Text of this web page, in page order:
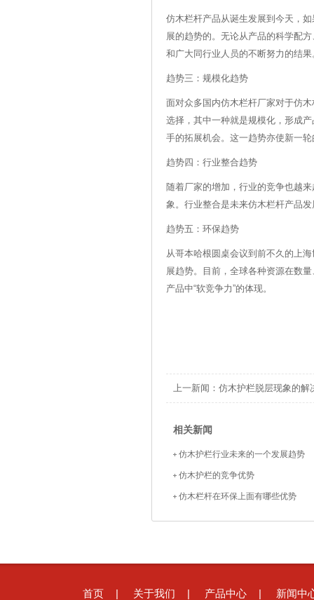
仿木栏杆产品从诞生发展到今天，
展的趋势的。无论从产品的科学配
和广大同行业人员的不断努力的结果
趋势三：规模化趋势
面对众多国内仿木栏杆厂家对于仿
选择，其中一种就是规模化，形成
手的拓展机会。这一趋势亦使新一
趋势四：行业整合趋势
随着厂家的增加，行业的竞争也越
象。行业整合是未来仿木栏杆产品
趋势五：环保趋势
从哥本哈根圆桌会议到前不久的上
展趋势。目前，全球各种资源在数
产品中“软竞争力”的体现。
上一新闻： 仿木护栏脱层现象的解
相关新闻
仿木护栏行业未来的一个发展趋势
仿木护栏的竞争优势
仿木栏杆在环保上面有哪些优势
首页 | 关于我们 | 产品中心 | 新闻中